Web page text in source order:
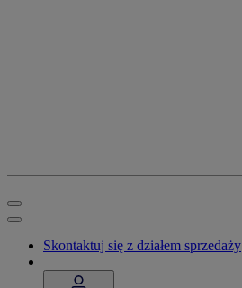
Skontaktuj się z działem sprzedaży